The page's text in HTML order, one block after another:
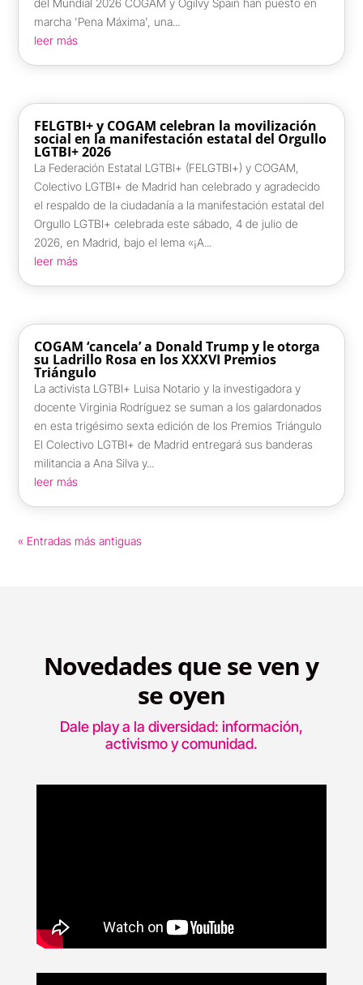
marcha 'Pena Máxima', una...
leer más
FELGTBI+ y COGAM celebran la movilización
social en la manifestación estatal del Orgullo
LGTBI+ 2026
La Federación Estatal LGTBI+ (FELGTBI+) y COGAM,
Colectivo LGTBI+ de Madrid han celebrado y agradecido
el respaldo de la ciudadanía a la manifestación estatal del
Orgullo LGTBI+ celebrada este sábado, 4 de julio de
2026, en Madrid, bajo el lema «¡A...
leer más
COGAM ‘cancela’ a Donald Trump y le otorga
su Ladrillo Rosa en los XXXVI Premios
Triángulo
La activista LGTBI+ Luisa Notario y la investigadora y
docente Virginia Rodríguez se suman a los galardonados
en esta trigésimo sexta edición de los Premios Triángulo
El Colectivo LGTBI+ de Madrid entregará sus banderas
militancia a Ana Silva y...
leer más
« Entradas más antiguas
Novedades que se ven y
se oyen
Dale play a la diversidad: información,
activismo y comunidad.